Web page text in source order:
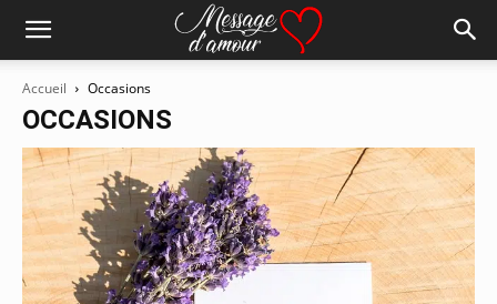
Accueil Occasions
OCCASIONS